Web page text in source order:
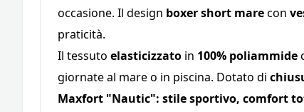
occasione. Il design boxer short marecon
praticità.
Il tessuto elasticizzato in 100% poliammide
giornate al mare o in piscina. Dotato di
Maxfort "Nautic": stile sportivo, comfort